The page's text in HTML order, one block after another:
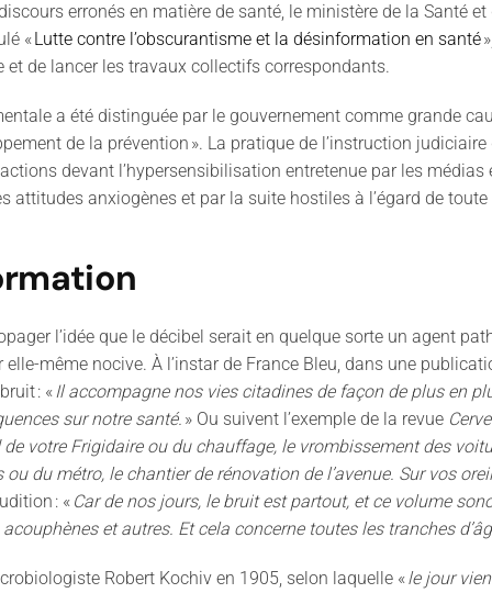
erronés en matière de santé, le ministère de la Santé
«Lutte contre l’obscurantisme et la désinformation en santé
et de lancer les travaux collectifs correspondants.
a été distinguée par le gouvernement comme grande
de la prévention ». La pratique de l’instruction judiciaire
devant l’hypersensibilisation entretenue par les
attitudes anxiogènes et par la suite hostiles à l’égard de
l’idée que le décibel serait en quelque sorte un agent
même nocive. À l’instar de France Bleu, dans une
: «Il accompagne nos vies citadines de façon de plus en
sur notre santé. » Ou suivent l’exemple de la revue
votre Frigidaire ou du chauffage, le vrombissement des
du métro, le chantier de rénovation de l’avenue. Sur vos
: « Car de nos jours, le bruit est partout, et ce volume
et autres. Et cela concerne toutes les tranches d’
Robert Kochiv en 1905, selon laquelle «le jour